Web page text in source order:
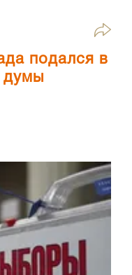
подался в
думы